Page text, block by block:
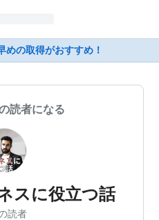
めの取得がおすすめ！
読者になる
スに役立つ話
読者